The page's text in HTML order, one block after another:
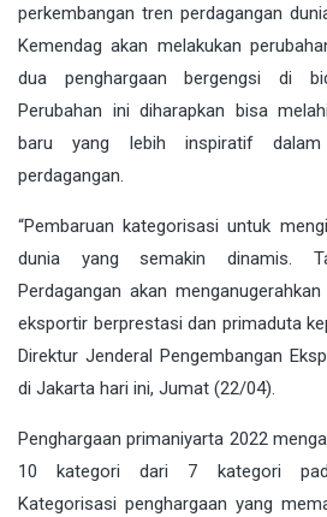
perkembangan tren perdagangan
Kemendag akan melakukan
dua penghargaan bergengsi di
Perubahan ini diharapkan bisa
baru yang lebih inspiratif dalam
perdagangan.
“Pembaruan kategorisasi untuk
dunia yang semakin dinamis.
Perdagangan akan
eksportir berprestasi dan primaduta
Direktur Jenderal Pengembangan
di Jakarta hari ini, Jumat (22/04).
Penghargaan primaniyarta 2022
10 kategori dari 7 kategori
Kategorisasi penghargaan yang